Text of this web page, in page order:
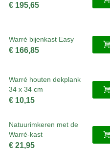
€ 195,65
Warré bijenkast Easy
€ 166,85
Warré houten dekplank
34 x 34 cm
€ 10,15
Natuurimkeren met de
Warré-kast
€ 21,95